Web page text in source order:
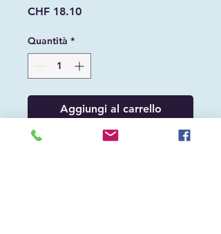
CHF 18.10Prezzo
Quantità *
Aggiungi al carrello